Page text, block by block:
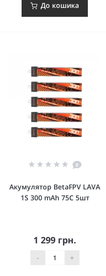
До кошика
0
Акумулятор BetaFPV LAVA
1S 300 mAh 75C 5шт
1 299 грн.
- +